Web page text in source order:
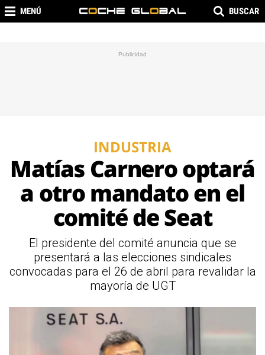
MENÚ BUSCAR
INDUSTRIA
Matías Carnero optará
a otro mandato en el
comité de Seat
El presidente del comité anuncia que se
presentará a las elecciones sindicales
convocadas para el 26 de abril para revalidar la
mayoría de UGT